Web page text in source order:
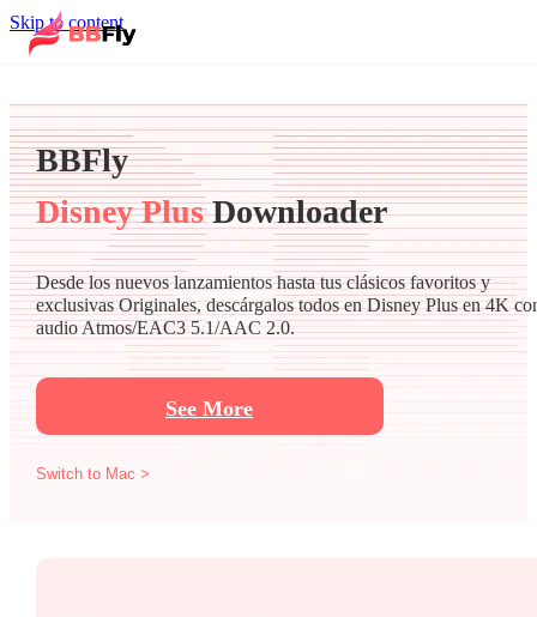
Skip to content
BBFly
Disney PlusDownloader
Desde los nuevos lanzamientos hasta tus clásicos favoritos y
exclusivas Originales, descárgalos todos en Disney Plus en 4K
audio Atmos/EAC3 5.1/AAC 2.0.
See More
Switch to Mac >